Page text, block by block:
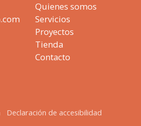
Quienes somos
Servicios
Proyectos
Tienda
Contacto
Declaración de accesibilidad